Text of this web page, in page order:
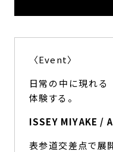
〈Event〉
日常の中に現れる
体験する。
ISSEY MIYAKE /
表参道交差点で展